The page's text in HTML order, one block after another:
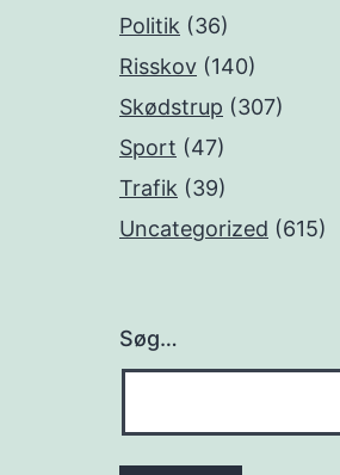
Politik (36)
Risskov (140)
Skødstrup (307)
Sport (47)
Trafik (39)
Uncategorized (615)
Søg…